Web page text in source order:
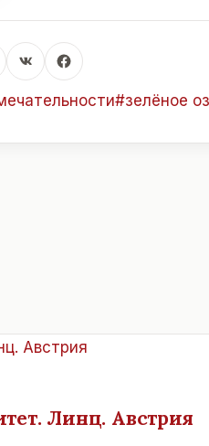
#зелёное
Линц. Австрия